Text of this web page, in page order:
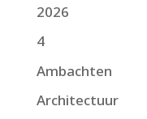
2026
4
Ambachten
Architectuur